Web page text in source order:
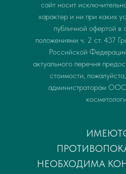
сайт носит
характер и ни при каких
публичной офертой в
положениями ч. 2 ст. 437
Российской
актуального перечня
стоимости,
администраторам
НЕОБХОДИМА